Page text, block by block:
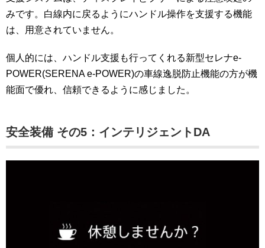
みです。白線内に戻るようにハンドル操作を支援する機能
は、用意されていません。
個人的には、ハンドル支援も行ってくれる新型セレナe-
POWER(SERENA e-POWER)の車線逸脱防止機能の方が機
能面で優れ、信頼できるように感じました。
安全装備 その5：インテリジェントDA